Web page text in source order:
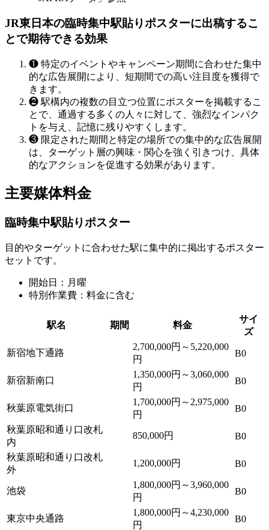
JR東日本の臨時集中駅貼りポスターに出稿するこ
とで期待できる効果
❶ 特定のイベントやキャンペーン期間に合わせた集中
的な広告展開により、短期間での高い注目度を獲得で
きます。
❷ 駅構内の複数の目立つ位置にポスターを掲載するこ
とで、通過する多くの人々に対して、強烈なインパク
トを与え、記憶に残りやすくします。
❸ 限定された期間と特定の場所での集中的な広告展開
は、ターゲット層の興味・関心を強く引きつけ、具体
的なアクションを促進する効果があります。
主要媒体料金
臨時集中駅貼りポスター
目的やターゲットに合わせた駅に集中的に掲出するポスター
セットです。
開始日：月曜
特別作業費：料金に含む
駅名 期間 料金
サイ
ズ
新宿地下通路
2,700,000円～5,220,000
円
B0
新宿新南口
1,350,000円～3,060,000
円
B0
秋葉原電気街口
1,700,000円～2,975,000
円
B0
秋葉原昭和通り口改札
内
850,000円 B0
秋葉原昭和通り口改札
外
1,200,000円 B0
池袋
1,800,000円～3,960,000
円
B0
東京中央通路
1,800,000円～4,230,000
円
B0